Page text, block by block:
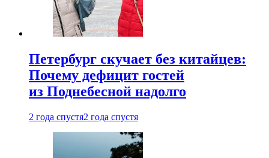
Петербург скучает без китайцев:
Почему дефицит гостей
из Поднебесной надолго
2 года спустя2 года спустя